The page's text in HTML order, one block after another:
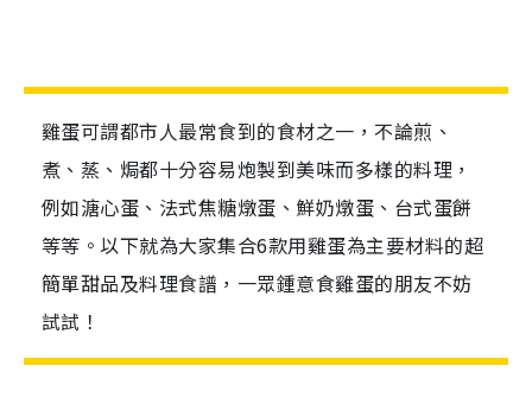
雞蛋可謂都市人最常食到的食材之一，不論煎、
煮、蒸、焗都十分容易炮製到美味而多樣的料理，
例如溏心蛋、法式焦糖燉蛋、鮮奶燉蛋、台式蛋餅
等等。以下就為大家集合6款用雞蛋為主要材料的超
簡單甜品及料理食譜，一眾鍾意食雞蛋的朋友不妨
試試！